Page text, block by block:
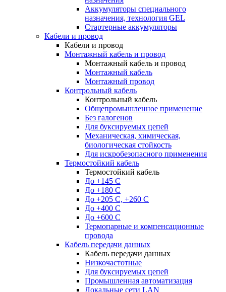
Аккумуляторы специального
назначения, технология GEL
Стартерные аккумуляторы
Кабели и провод
Кабели и провод
Монтажный кабель и провод
Монтажный кабель и провод
Монтажный кабель
Монтажный провод
Контрольный кабель
Контрольный кабель
Общепромышленное применение
Без галогенов
Для буксируемых цепей
Механическая, химическая,
биологическая стойкость
Для искробезопасного применения
Термостойкий кабель
Термостойкий кабель
До +145 С
До +180 C
До +205 С, +260 С
До +400 C
До +600 С
Термопарные и компенсационные
провода
Кабель передачи данных
Кабель передачи данных
Низкочастотные
Для буксируемых цепей
Промышленная автоматизация
Локальные сети LAN